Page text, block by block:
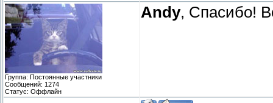
Группа: Постоянные участники
Сообщений: 1274
Статус: Оффлайн
Andy, Спасибо!